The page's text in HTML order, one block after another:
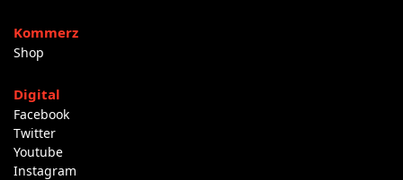
Kommerz
Shop
Digital
Facebook
Twitter
Youtube
Instagram